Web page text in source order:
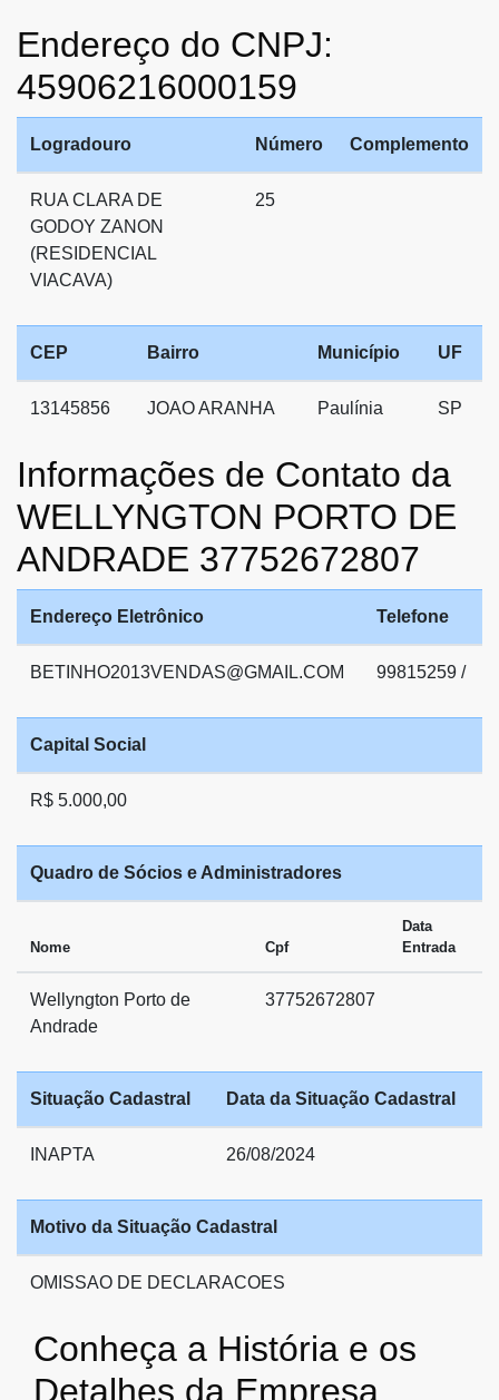
Endereço do CNPJ:
45906216000159
Logradouro Número Complemento
RUA CLARA DE
GODOY ZANON
(RESIDENCIAL
VIACAVA)
25
CEP Bairro Município UF
13145856 JOAO ARANHA Paulínia SP
Informações de Contato da
WELLYNGTON PORTO DE
ANDRADE 37752672807
Endereço Eletrônico Telefone
BETINHO2013VENDAS@GMAIL.COM 99815259 /
Capital Social
R$ 5.000,00
Quadro de Sócios e Administradores
Nome Cpf
Data
Entrada
Wellyngton Porto de
Andrade
37752672807
Situação Cadastral Data da Situação Cadastral
INAPTA 26/08/2024
Motivo da Situação Cadastral
OMISSAO DE DECLARACOES
Conheça a História e os
Detalhes da Empresa